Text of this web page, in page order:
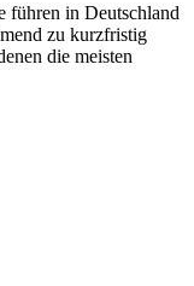
führen in Deutschland
zu kurzfristig
die meisten